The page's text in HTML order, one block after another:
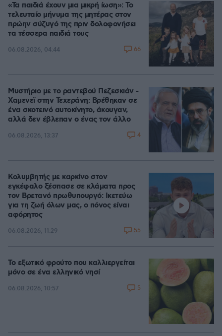
«Τα παιδιά έχουν μια μικρή ίωση»: Το
τελευταίο μήνυμα της μητέρας στον
πρώην σύζυγό της πριν δολοφονήσει
τα τέσσερα παιδιά τους
06.08.2026, 04:44 66
Μυστήριο με το ραντεβού Πεζεσκιάν -
Χαμενεϊ στην Τεχεράνη: Βρέθηκαν σε
ένα σκοτεινό αυτοκίνητο, άκουγαν,
αλλά δεν έβλεπαν ο ένας τον άλλο
06.08.2026, 13:37 4
Κολυμβητής με καρκίνο στον
εγκέφαλο ξέσπασε σε κλάματα προς
τον Βρετανό πρωθυπουργό: Ικετεύω
για τη ζωή όλων μας, ο πόνος είναι
αφόρητος
06.08.2026, 11:29 55
Το εξωτικό φρούτο που καλλιεργείται
μόνο σε ένα ελληνικό νησί
06.08.2026, 10:57 5